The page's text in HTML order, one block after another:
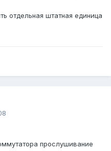
отдельная штатная единица
прослушивание